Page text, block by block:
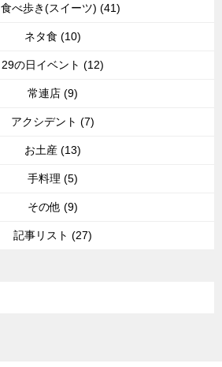
食べ歩き(スイーツ) (41)
ネタ食 (10)
29の日イベント (12)
常連店 (9)
アクシデント (7)
お土産 (13)
手料理 (5)
その他 (9)
記事リスト (27)